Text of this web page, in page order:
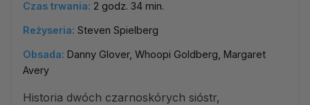
Czas trwania: 2 godz. 34 min.
Reżyseria: Steven Spielberg
Obsada: Danny Glover, Whoopi Goldberg, Margaret
Avery
Historia dwóch czarnoskórych sióstr,